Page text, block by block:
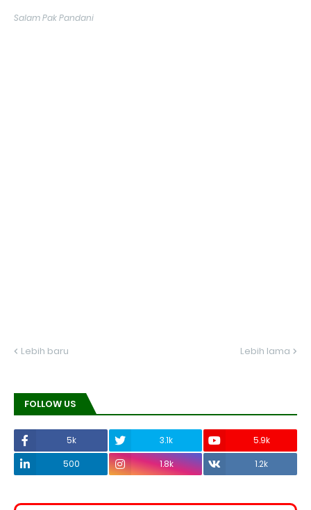
Salam Pak Pandani
Lebih baru Lebih lama
FOLLOW US
5k 3.1k
5.9k
500
1.8k 1.2k